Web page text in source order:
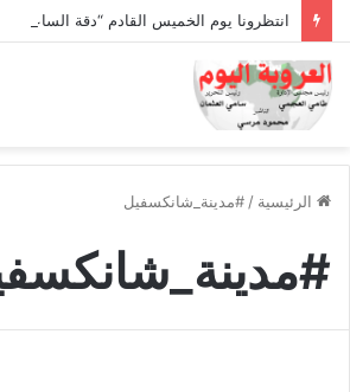
الرئيسية / #مدينة_شانكسفيل